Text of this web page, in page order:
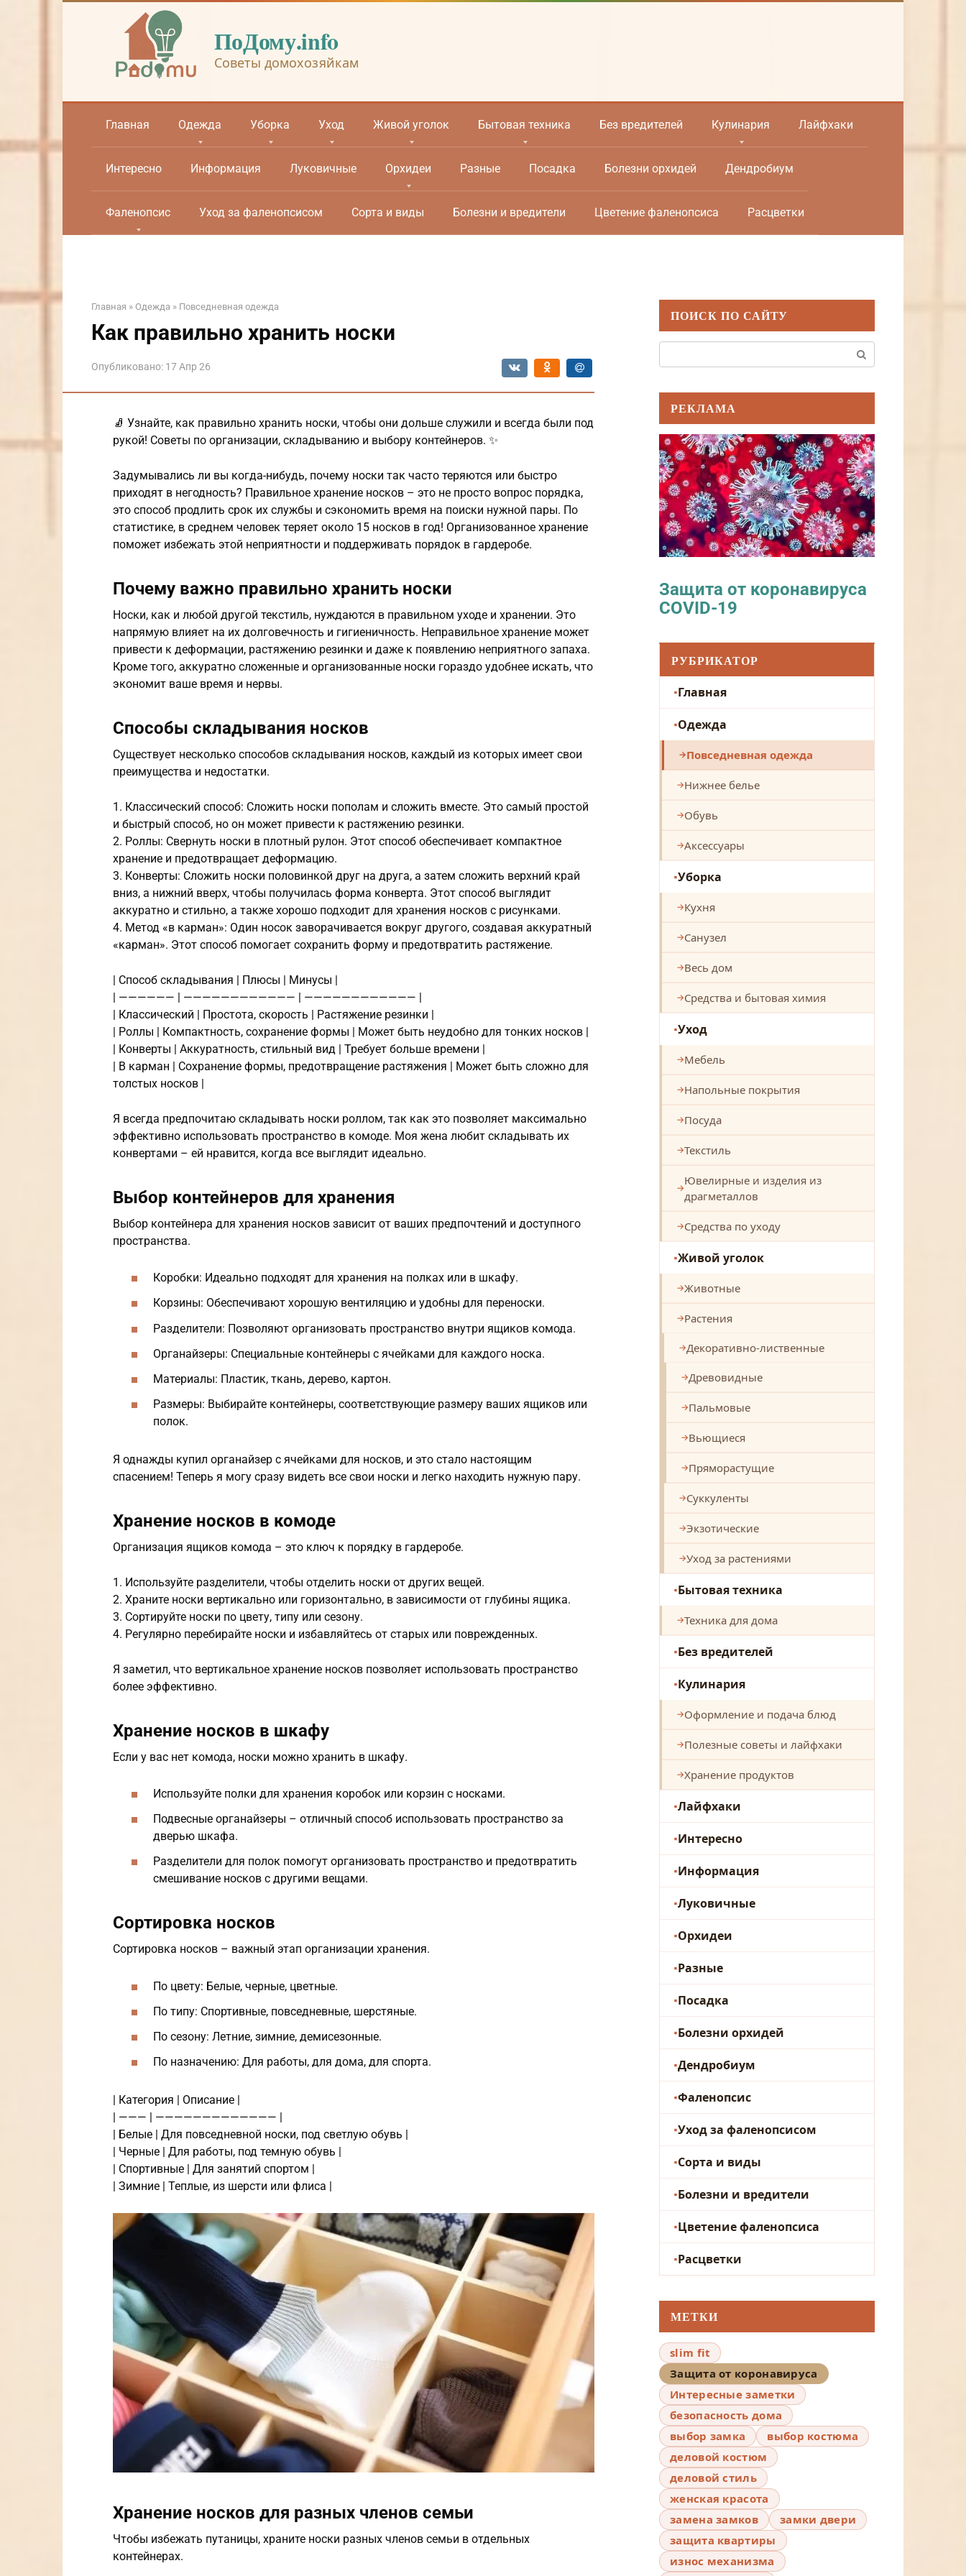
ПоДому.info
Советы домохозяйкам
Главная Одежда Уборка Уход Живой уголок Бытовая техника Без вредителей Кулинария Лайфхаки
Интересно Информация Луковичные Орхидеи Разные Посадка Болезни орхидей Дендробиум
Фаленопсис Уход за фаленопсисом Сорта и виды Болезни и вредители Цветение фаленопсиса Расцветки
Главная » Одежда » Повседневная одежда
Как правильно хранить носки
Опубликовано: 17 Апр 26
🧦 Узнайте, как правильно хранить носки, чтобы они дольше служили и всегда были под
рукой! Советы по организации, складыванию и выбору контейнеров. ✨
Задумывались ли вы когда-нибудь, почему носки так часто теряются или быстро
приходят в негодность? Правильное хранение носков – это не просто вопрос порядка,
это способ продлить срок их службы и сэкономить время на поиски нужной пары. По
статистике, в среднем человек теряет около 15 носков в год! Организованное хранение
поможет избежать этой неприятности и поддерживать порядок в гардеробе.
Почему важно правильно хранить носки
Носки, как и любой другой текстиль, нуждаются в правильном уходе и хранении. Это
напрямую влияет на их долговечность и гигиеничность. Неправильное хранение может
привести к деформации, растяжению резинки и даже к появлению неприятного запаха.
Кроме того, аккуратно сложенные и организованные носки гораздо удобнее искать, что
экономит ваше время и нервы.
Способы складывания носков
Существует несколько способов складывания носков, каждый из которых имеет свои
преимущества и недостатки.
1. Классический способ: Сложить носки пополам и сложить вместе. Это самый простой
и быстрый способ, но он может привести к растяжению резинки.
2. Роллы: Свернуть носки в плотный рулон. Этот способ обеспечивает компактное
хранение и предотвращает деформацию.
3. Конверты: Сложить носки половинкой друг на друга, а затем сложить верхний край
вниз, а нижний вверх, чтобы получилась форма конверта. Этот способ выглядит
аккуратно и стильно, а также хорошо подходит для хранения носков с рисунками.
4. Метод «в карман»: Один носок заворачивается вокруг другого, создавая аккуратный
«карман». Этот способ помогает сохранить форму и предотвратить растяжение.
| Способ складывания | Плюсы | Минусы |
| —————— | ———————————— | ———————————— |
| Классический | Простота, скорость | Растяжение резинки |
| Роллы | Компактность, сохранение формы | Может быть неудобно для тонких носков |
| Конверты | Аккуратность, стильный вид | Требует больше времени |
| В карман | Сохранение формы, предотвращение растяжения | Может быть сложно для
толстых носков |
Я всегда предпочитаю складывать носки роллом, так как это позволяет максимально
эффективно использовать пространство в комоде. Моя жена любит складывать их
конвертами – ей нравится, когда все выглядит идеально.
Выбор контейнеров для хранения
Выбор контейнера для хранения носков зависит от ваших предпочтений и доступного
пространства.
Коробки: Идеально подходят для хранения на полках или в шкафу.
Корзины: Обеспечивают хорошую вентиляцию и удобны для переноски.
Разделители: Позволяют организовать пространство внутри ящиков комода.
Органайзеры: Специальные контейнеры с ячейками для каждого носка.
Материалы: Пластик, ткань, дерево, картон.
Размеры: Выбирайте контейнеры, соответствующие размеру ваших ящиков или
полок.
Я однажды купил органайзер с ячейками для носков, и это стало настоящим
спасением! Теперь я могу сразу видеть все свои носки и легко находить нужную пару.
Хранение носков в комоде
Организация ящиков комода – это ключ к порядку в гардеробе.
1. Используйте разделители, чтобы отделить носки от других вещей.
2. Храните носки вертикально или горизонтально, в зависимости от глубины ящика.
3. Сортируйте носки по цвету, типу или сезону.
4. Регулярно перебирайте носки и избавляйтесь от старых или поврежденных.
Я заметил, что вертикальное хранение носков позволяет использовать пространство
более эффективно.
Хранение носков в шкафу
Если у вас нет комода, носки можно хранить в шкафу.
Используйте полки для хранения коробок или корзин с носками.
Подвесные органайзеры – отличный способ использовать пространство за
дверью шкафа.
Разделители для полок помогут организовать пространство и предотвратить
смешивание носков с другими вещами.
Сортировка носков
Сортировка носков – важный этап организации хранения.
По цвету: Белые, черные, цветные.
По типу: Спортивные, повседневные, шерстяные.
По сезону: Летние, зимние, демисезонные.
По назначению: Для работы, для дома, для спорта.
| Категория | Описание |
| ——— | ————————————— |
| Белые | Для повседневной носки, под светлую обувь |
| Черные | Для работы, под темную обувь |
| Спортивные | Для занятий спортом |
| Зимние | Теплые, из шерсти или флиса |
Хранение носков для разных членов семьи
Чтобы избежать путаницы, храните носки разных членов семьи в отдельных
контейнерах.
ПОИСК ПО САЙТУ
РЕКЛАМА
Защита от коронавируса
COVID-19
РУБРИКАТОР
Главная
Одежда
Повседневная одежда
Нижнее белье
Обувь
Аксессуары
Уборка
Кухня
Санузел
Весь дом
Средства и бытовая химия
Уход
Мебель
Напольные покрытия
Посуда
Текстиль
Ювелирные и изделия из
драгметаллов
Средства по уходу
Живой уголок
Животные
Растения
Декоративно-лиственные
Древовидные
Пальмовые
Вьющиеся
Пряморастущие
Суккуленты
Экзотические
Уход за растениями
Бытовая техника
Техника для дома
Без вредителей
Кулинария
Оформление и подача блюд
Полезные советы и лайфхаки
Хранение продуктов
Лайфхаки
Интересно
Информация
Луковичные
Орхидеи
Разные
Посадка
Болезни орхидей
Дендробиум
Фаленопсис
Уход за фаленопсисом
Сорта и виды
Болезни и вредители
Цветение фаленопсиса
Расцветки
МЕТКИ
slim fit
Защита от коронавируса
Интересные заметки
безопасность дома
выбор замка
выбор костюма
деловой костюм
деловой стиль
женская красота
замена замков
замки двери
защита квартиры
износ механизма